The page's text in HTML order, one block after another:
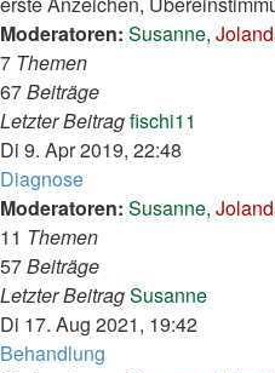
Moderatoren: Susanne,
7 Themen
67Beiträge
Letzter Beitragfischi11
Di 9. Apr 2019, 22:48
Diagnose
Moderatoren: Susanne,
11 Themen
57Beiträge
Letzter BeitragSusanneNeuester
Di 17. Aug 2021, 19:42
Behandlung